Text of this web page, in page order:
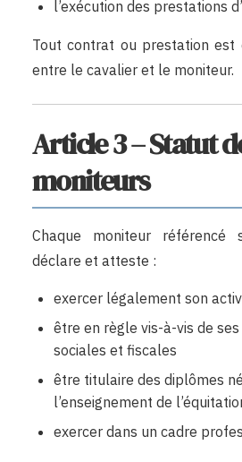
l’exécution des prestations
Tout contrat ou prestation est
entre le cavalier et le moniteur.
Article 3 – Statut
moniteurs
Chaque moniteur
déclare et atteste :
exercer légalement son
être en règle vis-à-vis de
sociales et fiscales
être titulaire des diplômes
l’enseignement de
exercer dans un cadre